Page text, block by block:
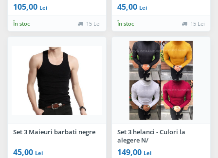
105,00 Lei
În stoc 15 Lei
45,00 Lei
În stoc 15 Lei
Set 3 Maieuri barbati negre
45,00 Lei
Set 3 helanci - Culori la
alegere N/
149,00 Lei